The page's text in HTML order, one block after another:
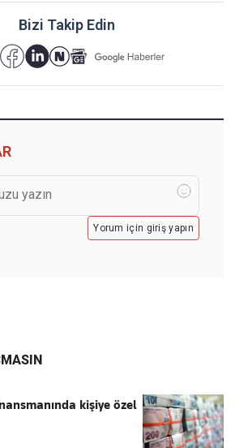
Bizi Takip Edin
Yorum için giriş yapın
kişiye özel